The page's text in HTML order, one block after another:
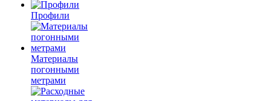
Профили
Материалы
погонными
метрами